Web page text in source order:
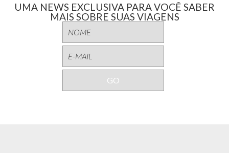
UMA NEWS EXCLUSIVA PARA VOCÊ SABER
MAIS SOBRE SUAS VIAGENS